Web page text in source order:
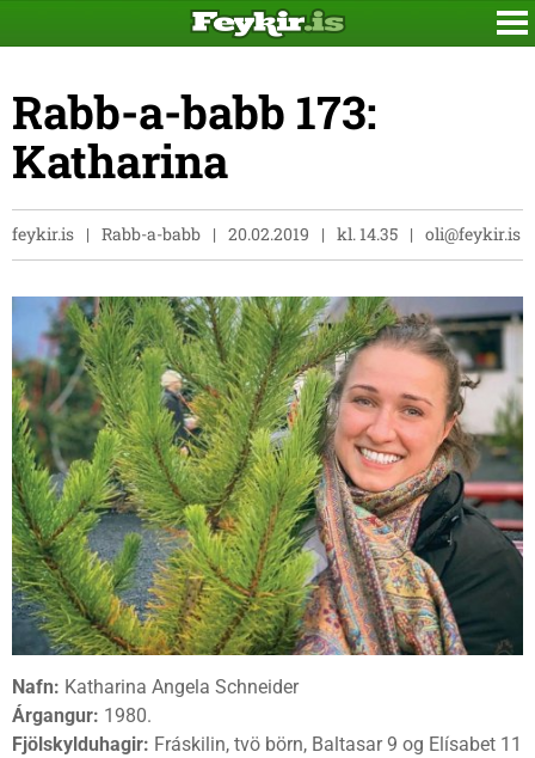
Rabb-a-babb 173:
Katharina
feykir.is Rabb-a-babb 20.02.2019 kl. 14.35 oli@feykir.is
Nafn: Katharina Angela Schneider
Árgangur: 1980.
Fjölskylduhagir: Fráskilin, tvö börn, Baltasar 9 og Elísabet 11